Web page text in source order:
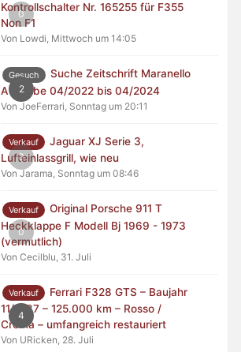
0
Kontrollschalter Nr. 165255 für F355
Non F1
Von Lowdi, Mittwoch um 14:05
2
Gesuch
Suche Zeitschrift Maranello
Ausgabe 04/2022 bis 04/2024
Von JoeFerrari, Sonntag um 20:11
0
Verkauf
Jaguar XJ Serie 3,
Lufteinlassgrill, wie neu
Von Jarama, Sonntag um 08:46
0
Verkauf
Original Porsche 911 T
Heckklappe F Modell Bj 1969 - 1973
(vermutlich)
Von Cecilblu, 31. Juli
4
Verkauf
Ferrari F328 GTS – Baujahr
11/1987 – 125.000 km – Rosso /
Crema – umfangreich restauriert
Von URicken, 28. Juli